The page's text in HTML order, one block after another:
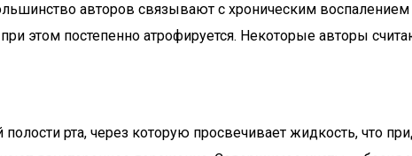
авторов связывают с хроническим
этом постепенно атрофируется. Некоторые авторы
рта, через которую просвечивает жидкость, что